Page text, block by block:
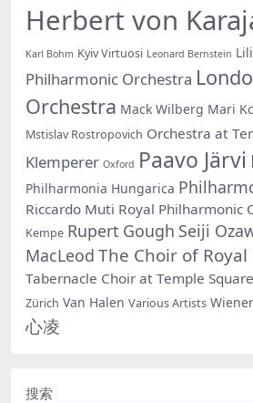
Herbert von
Karl Bohm Kyiv Virtuosi Leonard Bernstein
Philharmonic Orchestra
Orchestra Mack Wilberg Mari
Mstislav Rostropovich Orchestra at
Klemperer Oxford Paavo Järvi
Philharmonia Hungarica
Riccardo Muti Royal Philharmonic
Kempe Rupert Gough Seiji
MacLeod The Choir of
Tabernacle Choir at Temple Square
Zürich Van Halen Various Artists
心凌
搜索